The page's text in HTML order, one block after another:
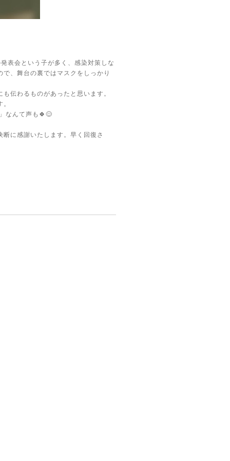
表会という子が多く、感染対策しな
、舞台の裏ではマスクをしっかり
伝わるものがあったと思います。
なんて声も🍀😊
に感謝いたします。早く回復さ